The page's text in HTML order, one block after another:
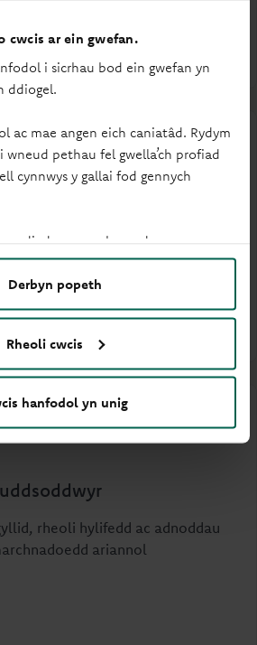
cwcis ar ein gwefan.
i sicrhau bod ein gwefan yn
ddiogel.
ac mae angen eich caniatâd. Rydym
pethau fel gwella’ch profiad
cynnwys y gallai fod gennych
ar unrhyw adeg.
Derbyn popeth
Rheoli cwcis
hanfodol yn unig
ymrwymo i amrywiaeth o fewn
rheoli hylifedd ac adnoddau
ariannol